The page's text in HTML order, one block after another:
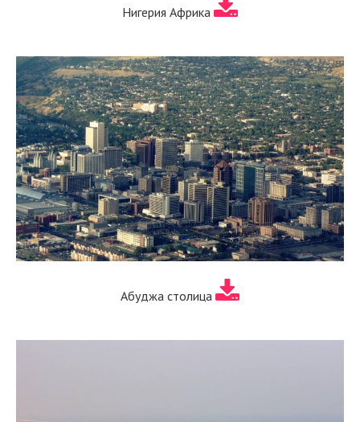
Нигерия Африка
Абуджа столица